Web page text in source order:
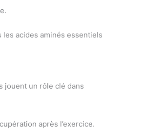
acides aminés essentiels
jouent un rôle clé dans
après l’exercice.